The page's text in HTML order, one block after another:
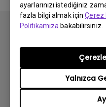
ayarlarınızı istediğiniz
fazla bilgi almak içinÇerez
Politikamıza bakabilirsiniz.
Yalnızca
Abone olun